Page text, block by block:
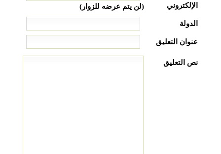
الإلكتروني
(لن يتم عرضه للزوار)
الدولة
عنوان التعليق
نص التعليق